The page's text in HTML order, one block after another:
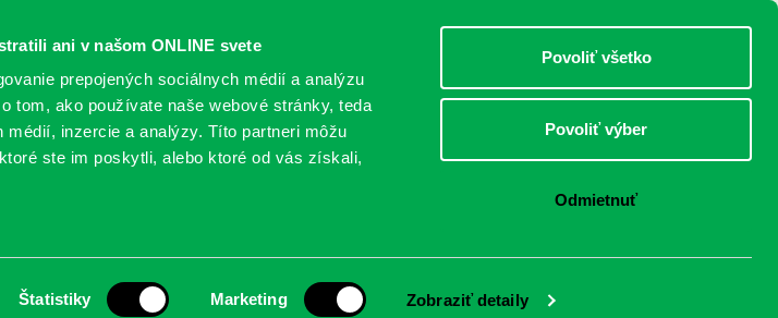
ani v našom ONLINE svete
prepojených sociálnych médií a analýzu
tom, ako používate naše webové stránky, teda
inzercie a analýzy. Títo partneri môžu
ste im poskytli, alebo ktoré od vás získali,
Štatistiky Marketing Zobraziť detaily
Povoliť všetko
Povoliť výber
Odmietnuť
DOSPELÍ
POBOČKY O KNIŽNICI
Najbližšie podujatia